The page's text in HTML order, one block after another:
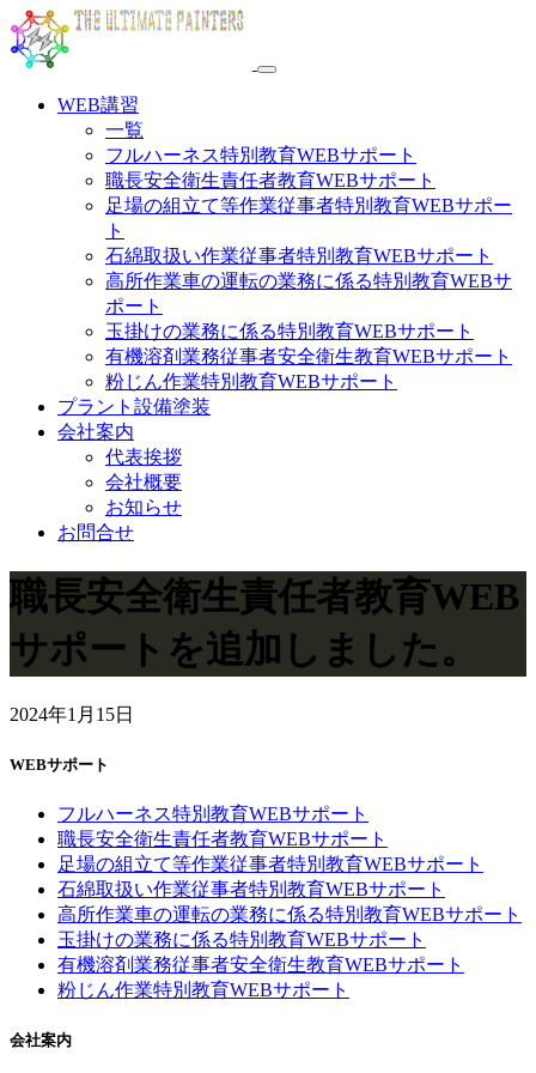
WEB講習
一覧
フルハーネス特別教育WEBサポート
職長安全衛生責任者教育WEBサポート
足場の組立て等作業従事者特別教育WEBサポー
ト
石綿取扱い作業従事者特別教育WEBサポート
高所作業車の運転の業務に係る特別教育WEBサ
ポート
玉掛けの業務に係る特別教育WEBサポート
有機溶剤業務従事者安全衛生教育WEBサポート
粉じん作業特別教育WEBサポート
プラント設備塗装
会社案内
代表挨拶
会社概要
お知らせ
お問合せ
職長安全衛生責任者教育WEB
サポートを追加しました。
2024年1月15日
WEBサポート
フルハーネス特別教育WEBサポート
職長安全衛生責任者教育WEBサポート
足場の組立て等作業従事者特別教育WEBサポート
石綿取扱い作業従事者特別教育WEBサポート
高所作業車の運転の業務に係る特別教育WEBサポート
玉掛けの業務に係る特別教育WEBサポート
有機溶剤業務従事者安全衛生教育WEBサポート
粉じん作業特別教育WEBサポート
会社案内